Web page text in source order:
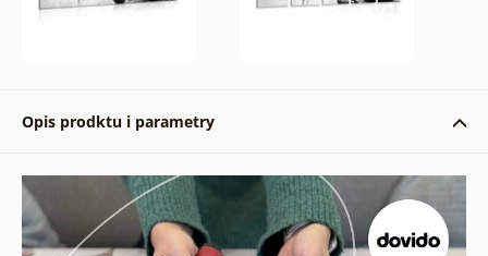
Opis prodktu i parametry